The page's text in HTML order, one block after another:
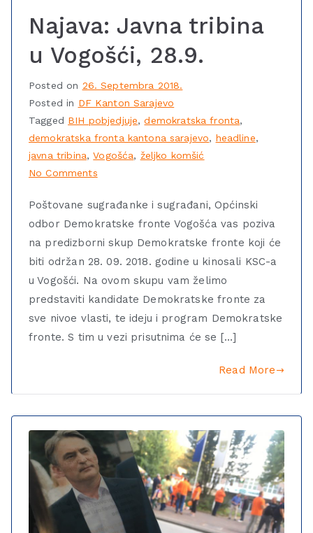
Najava: Javna tribina
u Vogošći, 28.9.
Posted on 26. Septembra 2018.
Posted in DF Kanton Sarajevo
Tagged BIH pobjedjuje,demokratska fronta,
demokratska fronta kantona sarajevo, headline,
javna tribina,Vogošća, željko komšić
No Comments
Poštovane sugrađanke i sugrađani, Općinski
odbor Demokratske fronte Vogošća vas poziva
na predizborni skup Demokratske fronte koji će
biti održan 28. 09. 2018. godine u kinosali KSC-a
u Vogošći. Na ovom skupu vam želimo
predstaviti kandidate Demokratske fronte za
sve nivoe vlasti, te ideju i program Demokratske
fronte. S tim u vezi prisutnima će se […]
Read More